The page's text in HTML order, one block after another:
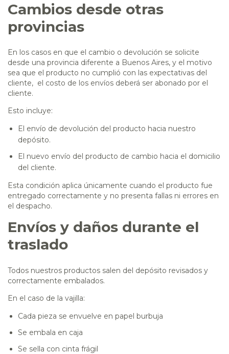
Cambios desde otras
provincias
En los casos en que el cambio o devolución se solicite
desde una provincia diferente a Buenos Aires, y el motivo
sea que el producto no cumplió con las expectativas del
cliente, el costo de los envíos deberá ser abonado por el
cliente.
Esto incluye:
El envío de devolución del producto hacia nuestro
depósito.
El nuevo envío del producto de cambio hacia el domicilio
del cliente.
Esta condición aplica únicamente cuando el producto fue
entregado correctamente y no presenta fallas ni errores en
el despacho.
Envíos y daños durante el
traslado
Todos nuestros productos salen del depósito revisados y
correctamente embalados.
En el caso de la vajilla:
Cada pieza se envuelve en papel burbuja
Se embala en caja
Se sella con cinta frágil